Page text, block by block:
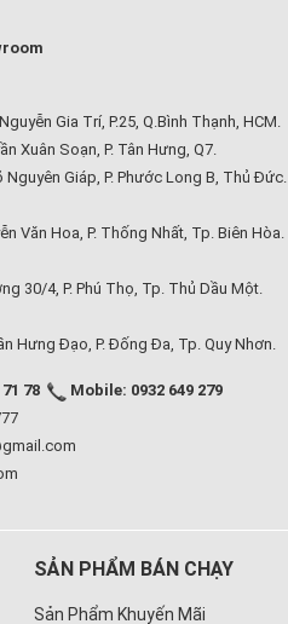
Gia Trí, P.25, Q.Bình Thạnh, HCM.
Xuân Soạn, P. Tân Hưng, Q7.
Giáp, P. Phước Long B, Thủ Đức.
Văn Hoa, P. Thống Nhất, Tp. Biên Hòa.
30/4, P. Phú Thọ, Tp. Thủ Dầu Một.
Hưng Đạo, P. Đống Đa, Tp. Quy Nhơn.
71 78
Mobile: 0932 649 279
SẢN PHẨM BÁN CHẠY
Sản Phẩm Khuyến Mãi